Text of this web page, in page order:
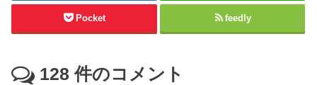
Pocket feedly
128 件のコメント